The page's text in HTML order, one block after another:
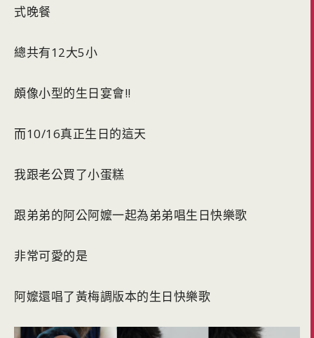
式晚餐
總共有12大5小
頗像小型的生日宴會!!
而10/16真正生日的這天
我跟老公買了小蛋糕
跟弟弟的阿公阿嬤一起為弟弟唱生日快樂歌
非常可愛的是
阿嬤還唱了黃梅調版本的生日快樂歌